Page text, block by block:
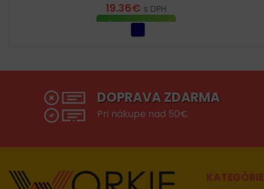
19.36€ s DPH
VÝBER MOŽNOSTÍ
DOPRAVA ZDARMA
Pri nákupe nad 50€
KATEGÓRIE